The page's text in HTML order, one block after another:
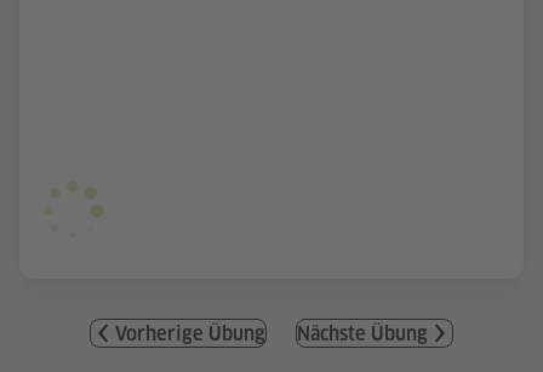
Vorherige Übung Nächste Übung